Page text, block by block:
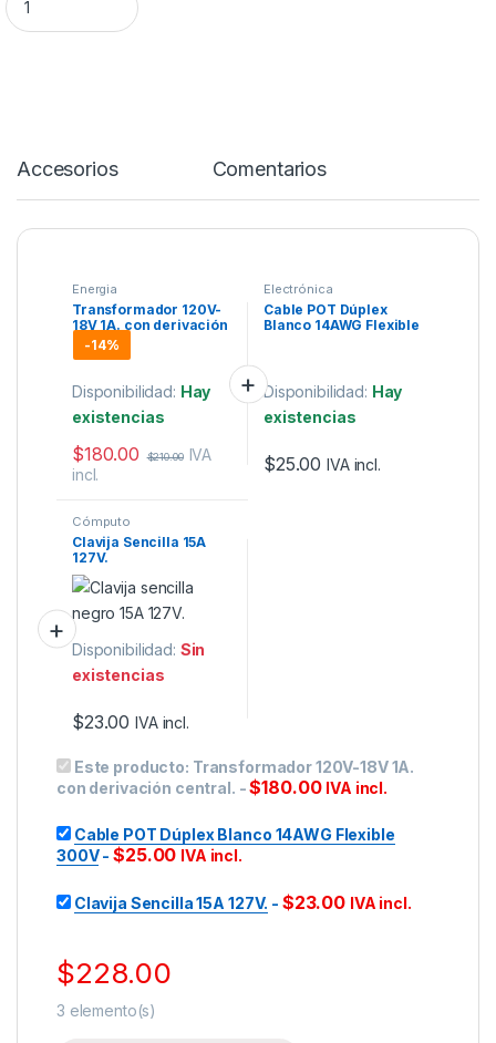
Accesorios Comentarios
Energia
Transformador 120V-
18V 1A. con derivación
central.
-14%
Disponibilidad: Hay
existencias
$180.00 $210.00 IVA
incl.
Electrónica
Cable POT Dúplex
Blanco 14AWG Flexible
Disponibilidad: Hay
existencias
$25.00 IVA incl.
Cómputo
Clavija Sencilla 15A
127V.
Disponibilidad: Sin
existencias
$23.00 IVA incl.
Este producto: Transformador 120V-18V 1A.
con derivación central. -$180.00 IVA incl.
Cable POT Dúplex Blanco 14AWG Flexible
300V-$25.00 IVA incl.
Clavija Sencilla 15A 127V. - $23.00 IVA incl.
$228.00
3 elemento(s)